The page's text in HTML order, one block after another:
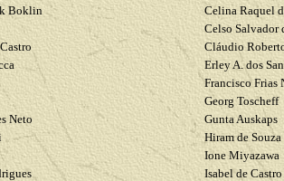
Boklin
Celina Raquel
Celso Salvador
Cláudio
ErleyA. dos
FranciscoFrias
Georg Toscheff
Neto GuntaAuskaps
Hiramde Souza
Ione Miyazawa
Isabel de